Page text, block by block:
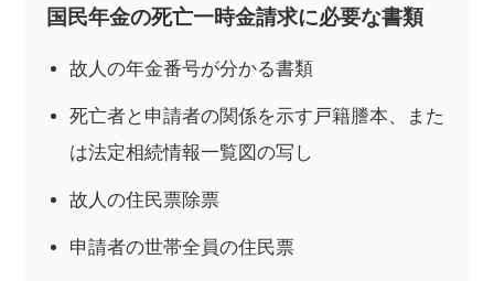
国民年金の死亡一時金請求に必要な書類
故人の年金番号が分かる書類
死亡者と申請者の関係を示す戸籍謄本、また
は法定相続情報一覧図の写し
故人の住民票除票
申請者の世帯全員の住民票